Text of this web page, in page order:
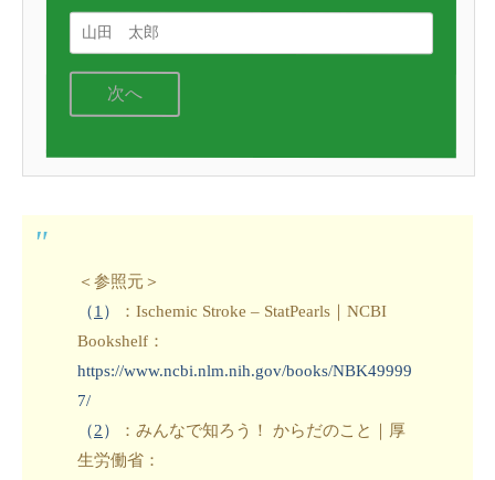
次へ
＜参照元＞
（1 ）
：Ischemic Stroke – StatPearls｜NCBI
Bookshelf：
https://www.ncbi.nlm.nih.gov/books/NBK49999
7/
（2）
：みんなで知ろう！ からだのこと｜厚
生労働省：